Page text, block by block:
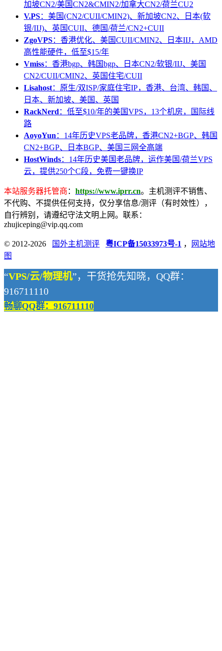
加坡CN2/美国CN2&CMIN2/加拿大CN2/荷兰CU2
V.PS：美国(CN2/CUII/CMIN2)、新加坡CN2、日本(软
银/IIJ)、英国CUII、德国/荷兰/CN2+CUII
ZgoVPS：香港优化、美国CUII/CMIN2、日本IIJ，AMD
高性能硬件，低至$15/年
Vmiss：香港bgp、韩国bgp、日本CN2/软银/IIJ、美国
CN2/CUII/CMIN2、英国住宅/CUII
Lisahost：原生/双ISP/家庭住宅IP，香港、台湾、韩国、
日本、新加坡、美国、英国
RackNerd ：低至$10/年的美国VPS，13个机房，国际线
路
AoyoYun ：14年历史VPS老品牌，香港CN2+BGP、韩国
CN2+BGP、日本BGP、美国三网全高端
HostWinds：14年历史美国老品牌，运作美国/荷兰VPS
云，提供250个C段，免费一键换IP
本站服务器托管商 ： https://www.iprr.cn。主机测评不销售、
不代购、不提供任何支持，仅分享信息/测评（有时效性），
自行辨别，请遵纪守法文明上网。联系：
zhujiceping@vip.qq.com
© 2012-2026 国外主机测评 粤ICP备15033973号-1 ，
网站地
图
“VPS/云/物理机”，干货抢先知晓，QQ群：
916711110
畅聊QQ群：916711110